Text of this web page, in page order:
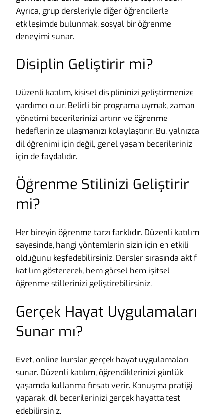
Ayrıca, grup dersleriyle diğer öğrencilerle
etkileşimde bulunmak, sosyal bir öğrenme
deneyimi sunar.
Disiplin Geliştirir mi?
Düzenli katılım, kişisel disiplininizi geliştirmenize
yardımcı olur. Belirli bir programa uymak, zaman
yönetimi becerilerinizi artırır ve öğrenme
hedeflerinize ulaşmanızı kolaylaştırır. Bu, yalnızca
dil öğrenimi için değil, genel yaşam becerileriniz
için de faydalıdır.
Öğrenme Stilinizi Geliştirir
mi?
Her bireyin öğrenme tarzı farklıdır. Düzenli katılım
sayesinde, hangi yöntemlerin sizin için en etkili
olduğunu keşfedebilirsiniz. Dersler sırasında aktif
katılım göstererek, hem görsel hem işitsel
öğrenme stillerinizi geliştirebilirsiniz.
Gerçek Hayat Uygulamaları
Sunar mı?
Evet, online kurslar gerçek hayat uygulamaları
sunar. Düzenli katılım, öğrendiklerinizi günlük
yaşamda kullanma fırsatı verir. Konuşma pratiği
yaparak, dil becerilerinizi gerçek hayatta test
edebilirsiniz.